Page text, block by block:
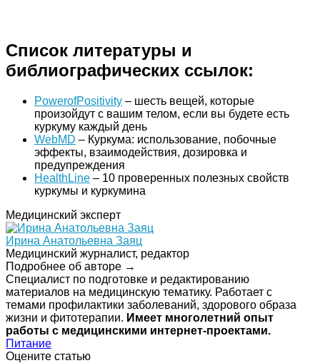
Список литературы и
библиографических ссылок:
PowerofPositivity – шесть вещей, которые
произойдут с вашим телом, если вы будете есть
куркуму каждый день
WebMD – Куркума: использование, побочные
эффекты, взаимодействия, дозировка и
предупреждения
HealthLine – 10 проверенных полезных свойств
куркумы и куркумина
Медицинский эксперт
Ирина Анатольевна Заяц
Медицинский журналист, редактор
Подробнее об авторе →
Специалист по подготовке и редактированию
материалов на медицинскую тематику. Работает с
темами профилактики заболеваний, здорового образа
жизни и фитотерапии. Имеет многолетний опыт
работы с медицинскими интернет-проектами.
Питание
Оцените статью